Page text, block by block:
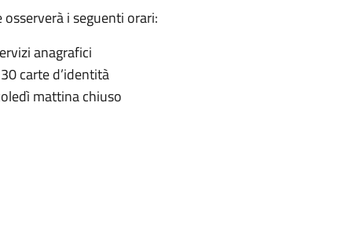
osserverà i seguenti orari:
anagrafici
carte d’identità
mattina chiuso